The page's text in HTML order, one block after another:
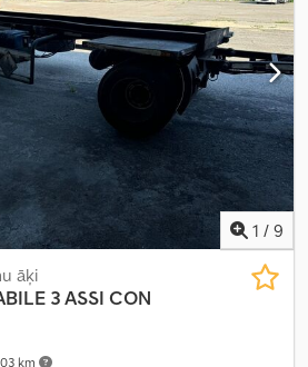
1 / 9
km
āķi
3 ASSI CON